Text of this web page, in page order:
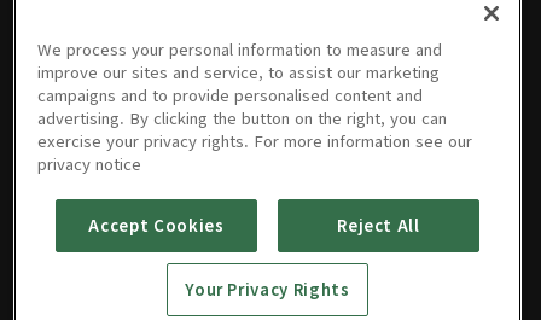
회 • 47분
회 • 47분
20260721
20260720
회 • 46분
20260719
회 • 53분
20260718 20260717 20260716 20260715
20260713
회 • 45분
20260712
회 • 54분
20260711
회 • 51분
회 • 46분
We process your personal information to measure and
improve our sites and service, to assist our marketing
campaigns and to provide personalised content and
advertising. By clicking the button on the right, you can
exercise your privacy rights. For more information see our
privacy notice
Accept Cookies Reject All
Your Privacy Rights